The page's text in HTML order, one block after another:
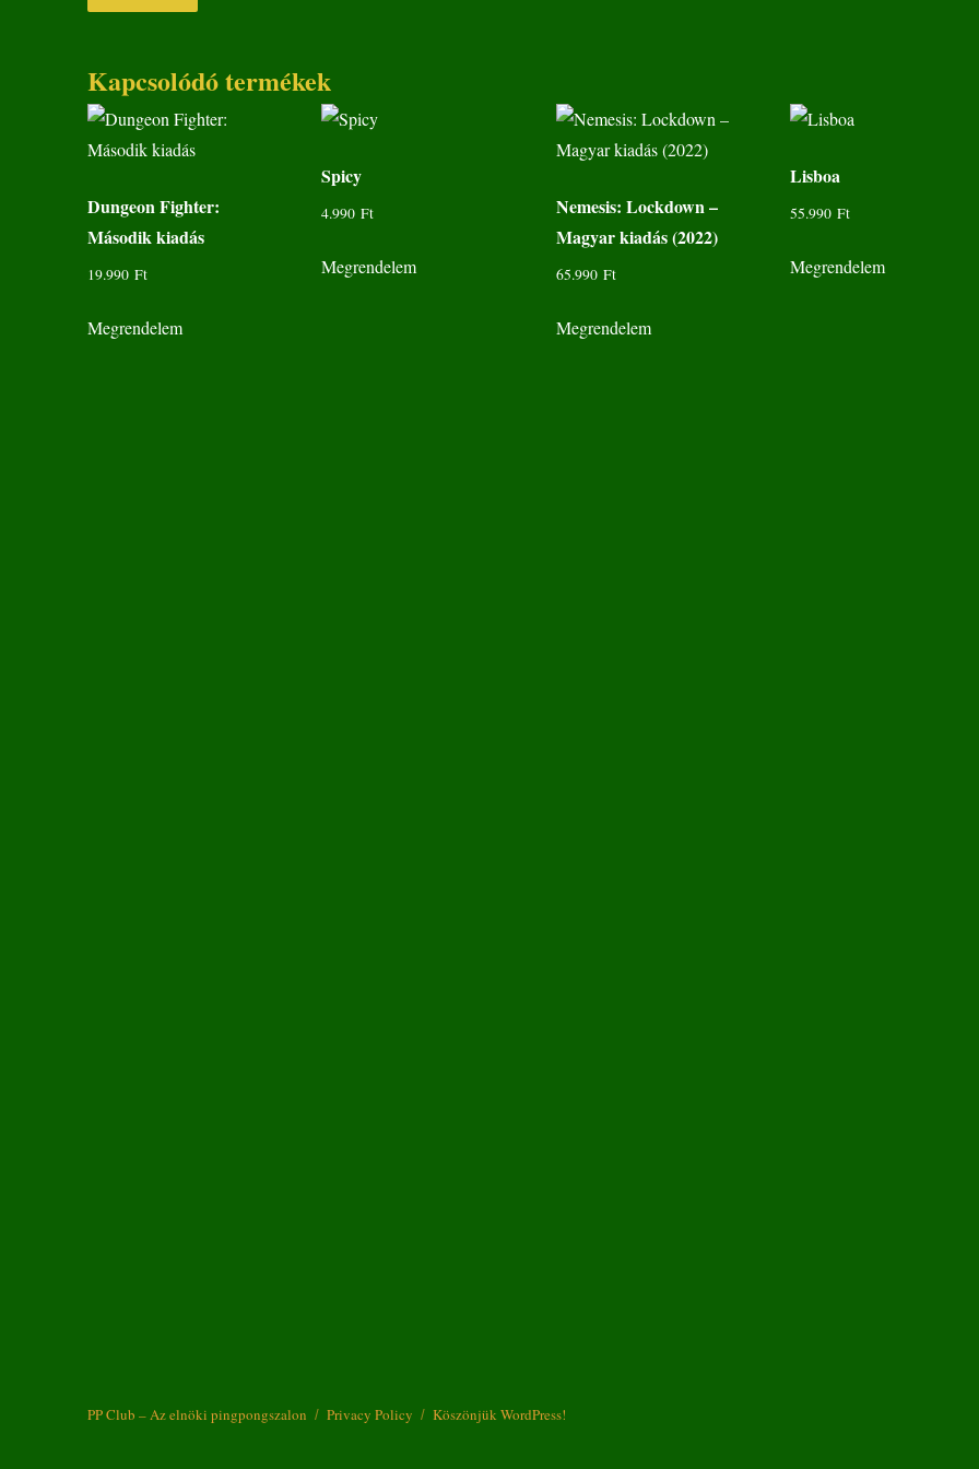
Kapcsolódó termékek
Dungeon Fighter:
Második kiadás
19.990Ft
Megrendelem
Spicy
4.990Ft
Megrendelem
Nemesis: Lockdown –
Magyar kiadás (2022)
65.990 Ft
Megrendelem
Lisboa
55.990 Ft
Megrendelem
PP Club – Az elnöki pingpongszalon Privacy Policy Köszönjük WordPress!